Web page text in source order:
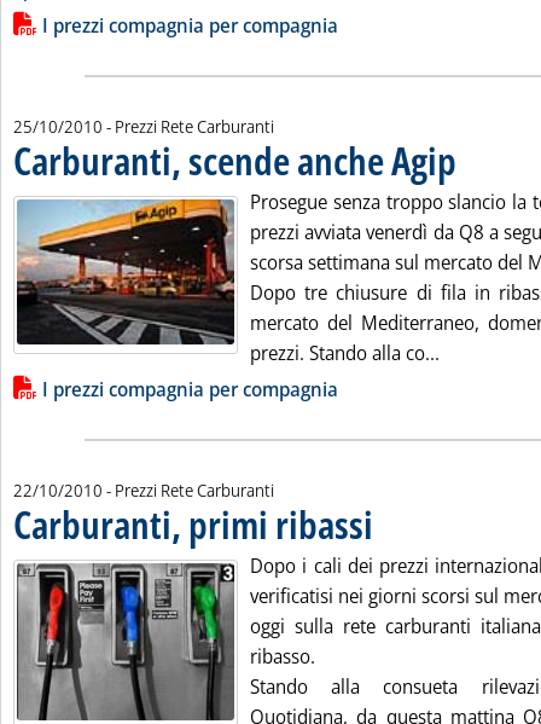
Lista allegati PDF alla notizia
I prezzi compagnia per compagnia
25/10/2010 - Prezzi Rete Carburanti
Carburanti, scende anche Agip
Prosegue senza troppo slancio la
prezzi avviata venerdì da Q8 a
scorsa settimana sul mercato del
Dopo tre chiusure di fila in
mercato del Mediterraneo,
prezzi. Stando alla co...
Lista allegati PDF alla notizia
I prezzi compagnia per compagnia
22/10/2010 - Prezzi Rete Carburanti
Carburanti, primi ribassi
Dopo i cali dei prezzi
verificatisi nei giorni scorsi sul
oggi sulla rete carburanti
ribasso.
Stando alla consueta
Quotidiana, da questa mattina